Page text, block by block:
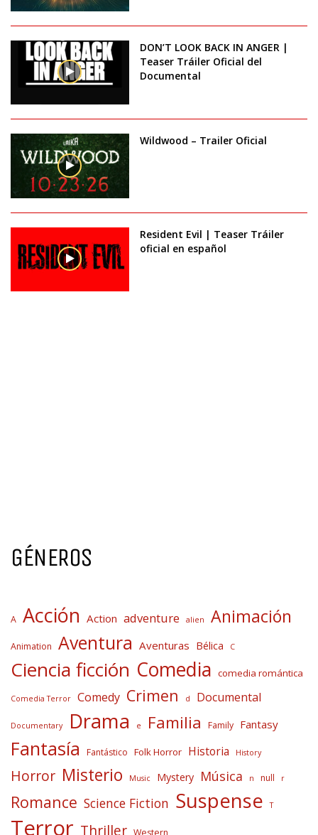
DON’T LOOK BACK IN ANGER |
Teaser Tráiler Oficial del
Documental
Wildwood – Trailer Oficial
Resident Evil | Teaser Tráiler
oficial en español
GÉNEROS
A Acción Action adventure alien Animación
Animation Aventura Aventuras Bélica C
Ciencia ficción Comedia comedia romántica
Comedia Terror Comedy Crimen d Documental
Documentary Drama e Familia Family Fantasy
Fantasía Fantástico Folk Horror Historia History
Horror Misterio Music Mystery Música n null r
Romance Science Fiction Suspense T
Terror Thriller Western